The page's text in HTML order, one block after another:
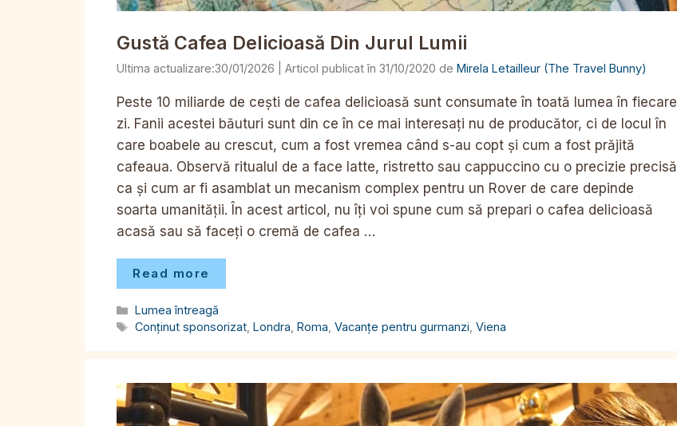
Gustă Cafea Delicioasă Din Jurul Lumii
30/01/2026 31/10/2020 de Mirela Letailleur (The Travel Bunny)
Peste 10 miliarde de cești de cafea delicioasă sunt consumate în toată lumea în fiecare
zi. Fanii acestei băuturi sunt din ce în ce mai interesați nu de producător, ci de locul în
care boabele au crescut, cum a fost vremea când s-au copt și cum a fost prăjită
cafeaua. Observă ritualul de a face latte, ristretto sau cappuccino cu o precizie precisă
ca și cum ar fi asamblat un mecanism complex pentru un Rover de care depinde
soarta umanității. În acest articol, nu îți voi spune cum să prepari o cafea delicioasă
acasă sau să faceți o cremă de cafea …
Read more
Categorii
Lumea întreagă
Etichete
Conținut sponsorizat ,Londra ,Roma ,Vacanțe pentru gurmanzi ,Viena